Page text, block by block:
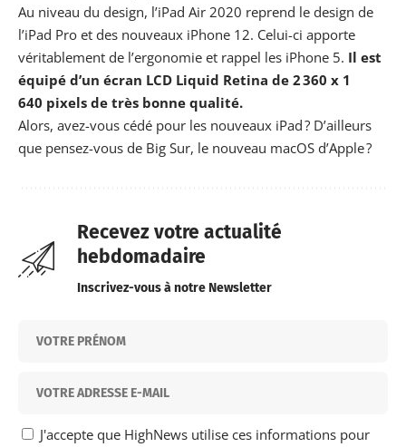
Au niveau du design, l’iPad Air 2020 reprend le design de
l’iPad Pro et des nouveaux iPhone 12. Celui-ci apporte
véritablement de l’ergonomie et rappel les iPhone 5. Il est
équipé d’un écran LCD Liquid Retina de 2 360 x 1
640 pixels de très bonne qualité.
Alors, avez-vous cédé pour les nouveaux iPad ? D’ailleurs
que pensez-vous de Big Sur, le nouveau macOS d’Apple ?
Recevez votre actualité
hebdomadaire
Inscrivez-vous à notre Newsletter
J'accepte que HighNews utilise ces informations pour